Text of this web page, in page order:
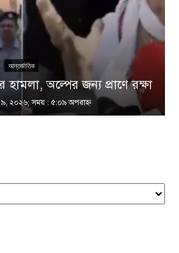
আন্তর্জাতিক
অল্পের জন্য প্রাণে রক্ষা
৯, ২০২৬; সময় : ৫:০৯ অপরাহ্ণ